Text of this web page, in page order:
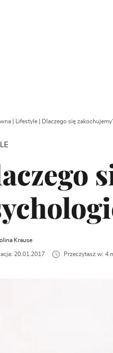
| Lifestyle| Dlaczego się
Krause
20.01.2017 Przeczytasz w: 4